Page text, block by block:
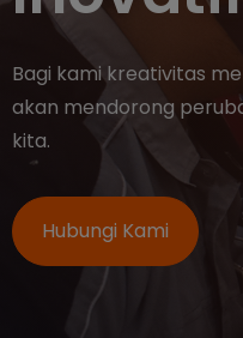
"Smart and Excellent
depan. "Smart and
yang kami lakukan.
Hubungi Kami